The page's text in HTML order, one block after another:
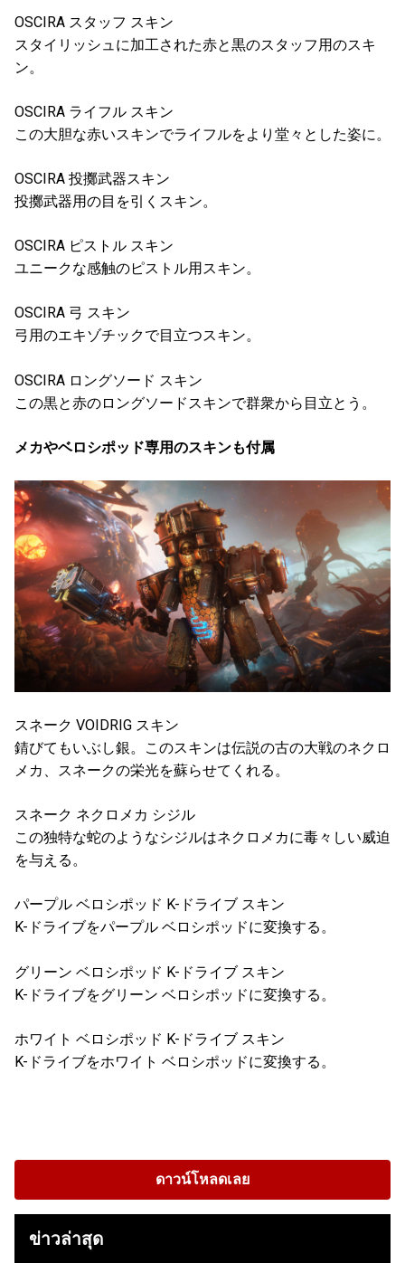
OSCIRA スタッフ スキン
スタイリッシュに加工された赤と黒のスタッフ用のスキ
ン。
OSCIRA ライフル スキン
この大胆な赤いスキンでライフルをより堂々とした姿に。
OSCIRA 投擲武器スキン
投擲武器用の目を引くスキン。
OSCIRA ピストル スキン
ユニークな感触のピストル用スキン。
OSCIRA 弓 スキン
弓用のエキゾチックで目立つスキン。
OSCIRA ロングソード スキン
この黒と赤のロングソードスキンで群衆から目立とう。
メカやベロシポッド専用のスキンも付属
スネーク VOIDRIG スキン
錆びてもいぶし銀。このスキンは伝説の古の大戦のネクロ
メカ、スネークの栄光を蘇らせてくれる。
スネーク ネクロメカ シジル
この独特な蛇のようなシジルはネクロメカに毒々しい威迫
を与える。
パープル ベロシポッド K-ドライブ スキン
K-ドライブをパープル ベロシポッドに変換する。
グリーン ベロシポッド K-ドライブ スキン
K-ドライブをグリーン ベロシポッドに変換する。
ホワイト ベロシポッド K-ドライブ スキン
K-ドライブをホワイト ベロシポッドに変換する。
ดาวน์โหลดเลย
ข่าวล่าสุด